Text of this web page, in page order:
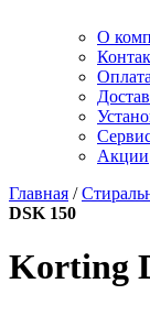
О
Оплата
Акции
Главная /
DSK 150
Korting